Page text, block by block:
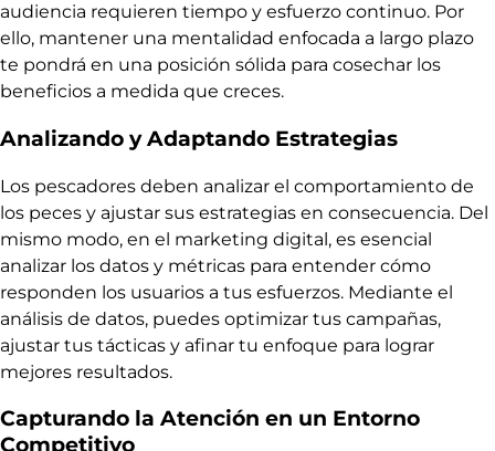
audiencia requieren tiempo y esfuerzo continuo. Por
ello, mantener una mentalidad enfocada a largo plazo
te pondrá en una posición sólida para cosechar los
beneficios a medida que creces.
Analizando y Adaptando Estrategias
Los pescadores deben analizar el comportamiento de
los peces y ajustar sus estrategias en consecuencia. Del
mismo modo, en el marketing digital, es esencial
analizar los datos y métricas para entender cómo
responden los usuarios a tus esfuerzos. Mediante el
análisis de datos, puedes optimizar tus campañas,
ajustar tus tácticas y afinar tu enfoque para lograr
mejores resultados.
Capturando la Atención en un Entorno
Competitivo